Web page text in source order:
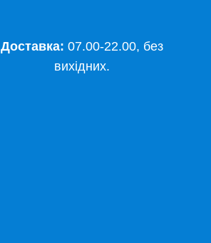
Доставка: 07.00-22.00, без
вихідних.